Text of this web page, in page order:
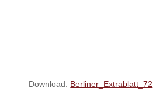
Download: Berliner_Extrablatt_72